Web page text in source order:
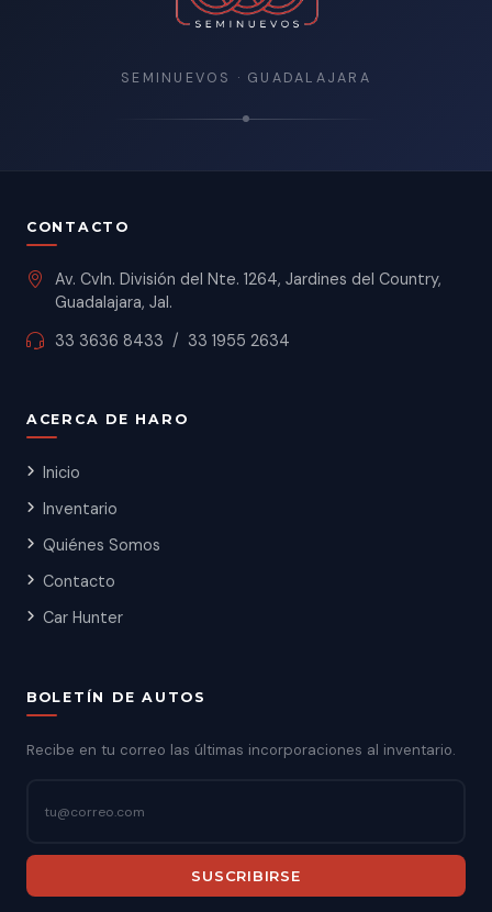
SEMINUEVOS · GUADALAJARA
CONTACTO
Av. Cvln. División del Nte. 1264, Jardines del Country,
Guadalajara, Jal.
33 3636 8433 / 33 1955 2634
ACERCA DE HARO
Inicio
Inventario
Quiénes Somos
Contacto
Car Hunter
BOLETÍN DE AUTOS
Recibe en tu correo las últimas incorporaciones al inventario.
SUSCRIBIRSE